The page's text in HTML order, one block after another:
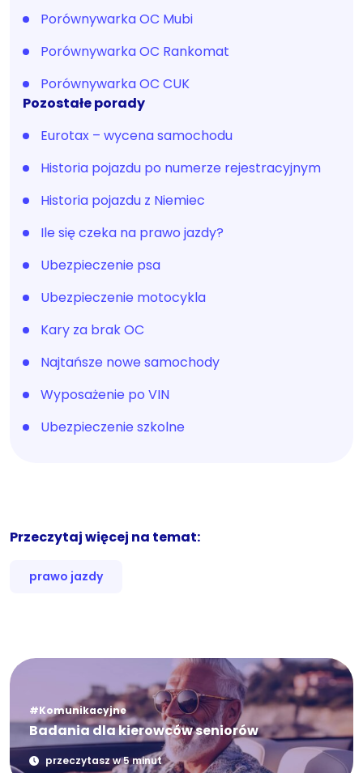
Porównywarka OC Mubi
Porównywarka OC Rankomat
Porównywarka OC CUK
Pozostałe porady
Eurotax – wycena samochodu
Historia pojazdu po numerze rejestracyjnym
Historia pojazdu z Niemiec
Ile się czeka na prawo jazdy?
Ubezpieczenie psa
Ubezpieczenie motocykla
Kary za brak OC
Najtańsze nowe samochody
Wyposażenie po VIN
Ubezpieczenie szkolne
Przeczytaj więcej na temat:
prawo jazdy
#Komunikacyjne
Badania dla kierowców seniorów
przeczytasz w 5 minut